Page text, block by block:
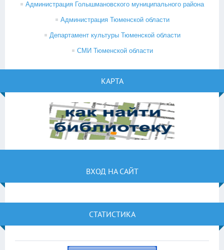
Администрация Голышмановского муниципального района
Администрация Тюменской области
Департамент культуры Тюменской области
СМИ Тюменской области
КАРТА
ВХОД НА САЙТ
СТАТИСТИКА